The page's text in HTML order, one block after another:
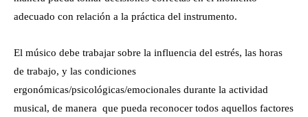
adecuado con relación a la práctica del instrumento.
El músico debe trabajar sobre la influencia del estrés, las horas
de trabajo, y las condiciones
ergonómicas/psicológicas/emocionales durante la actividad
musical, de manera que pueda reconocer todos aquellos factores